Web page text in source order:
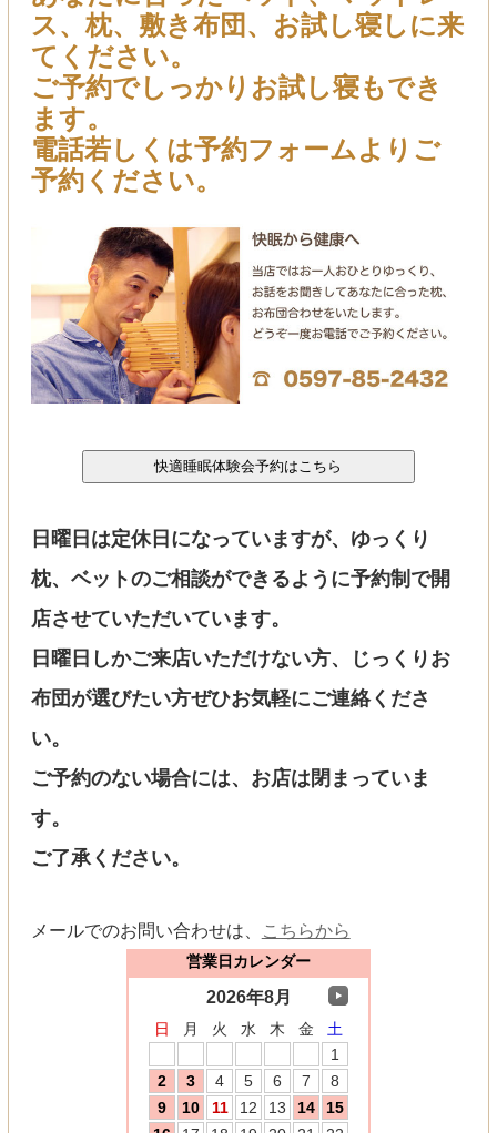
ス、枕、敷き布団、お試し寝しに来
てください。
ご予約でしっかりお試し寝もでき
ます。
電話若しくは予約フォームよりご
予約ください。
日曜日は定休日になっていますが、ゆっくり
枕、ベットのご相談ができるように予約制で開
店させていただいています。
日曜日しかご来店いただけない方、じっくりお
布団が選びたい方ぜひお気軽にご連絡くださ
い。
ご予約のない場合には、お店は閉まっていま
す。
ご了承ください。
メールでのお問い合わせは、 こちらから